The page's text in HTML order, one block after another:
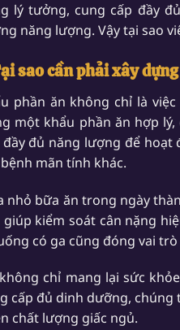
lý tưởng, cung cấp đầy
năng lượng. Vậy tại sao
sao cần phải xây
phần ăn không chỉ là
một khẩu phần ăn hợp
đầy đủ năng lượng để hoạt
mãn tính khác.
nhỏ bữa ăn trong ngày
giúp kiểm soát cân nặng
có ga cũng đóng vai
chỉ mang lại sức
cấp đủ dinh dưỡng, chúng
chất lượng giấc ngủ.